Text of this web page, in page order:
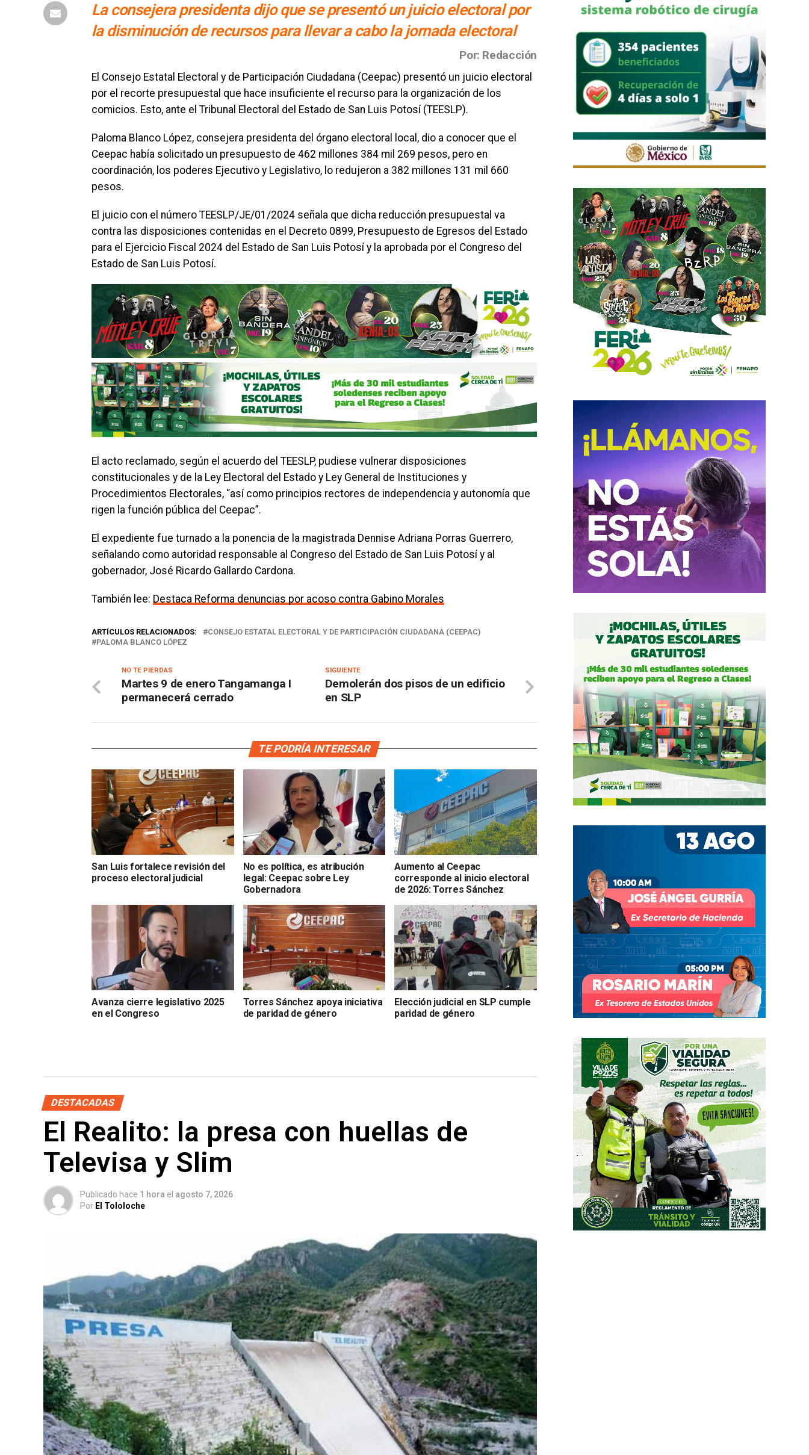
La consejera presidenta dijo que se presentó un juicio electoral por
la disminución de recursos para llevar a cabo la jornada electoral
Por: Redacción
El Consejo Estatal Electoral y de Participación Ciudadana (Ceepac) presentó un juicio electoral
por el recorte presupuestal que hace insuficiente el recurso para la organización de los
comicios. Esto, ante el Tribunal Electoral del Estado de San Luis Potosí (TEESLP).
Paloma Blanco López, consejera presidenta del órgano electoral local, dio a conocer que el
Ceepac había solicitado un presupuesto de 462 millones 384 mil 269 pesos, pero en
coordinación, los poderes Ejecutivo y Legislativo, lo redujeron a 382 millones 131 mil 660
pesos.
El juicio con el número TEESLP/JE/01/2024 señala que dicha reducción presupuestal va
contra las disposiciones contenidas en el Decreto 0899, Presupuesto de Egresos del Estado
para el Ejercicio Fiscal 2024 del Estado de San Luis Potosí y la aprobada por el Congreso del
Estado de San Luis Potosí.
El acto reclamado, según el acuerdo del TEESLP, pudiese vulnerar disposiciones
constitucionales y de la Ley Electoral del Estado y Ley General de Instituciones y
Procedimientos Electorales, “así como principios rectores de independencia y autonomía que
rigen la función pública del Ceepac”.
El expediente fue turnado a la ponencia de la magistrada Dennise Adriana Porras Guerrero,
señalando como autoridad responsable al Congreso del Estado de San Luis Potosí y al
gobernador, José Ricardo Gallardo Cardona.
También lee: Destaca Reforma denuncias por acoso contra Gabino Morales
ARTÍCULOS RELACIONADOS:
CONSEJO ESTATAL ELECTORAL Y DE PARTICIPACIÓN CIUDADANA (CEEPAC)
PALOMA BLANCO LÓPEZ
SIGUIENTE
Demolerán dos pisos de un edificio
en SLP
NO TE PIERDAS
Martes 9 de enero Tangamanga I
permanecerá cerrado
TE PODRÍA INTERESAR
San Luis fortalece revisión del
proceso electoral judicial
No es política, es atribución
legal: Ceepac sobre Ley
Gobernadora
Aumento al Ceepac
corresponde al inicio electoral
de 2026: Torres Sánchez
Avanza cierre legislativo 2025
en el Congreso
Torres Sánchez apoya iniciativa
de paridad de género
Elección judicial en SLP cumple
paridad de género
DESTACADAS
El Realito: la presa con huellas de
Televisa y Slim
Publicado hace 1 hora el agosto 7, 2026
Por El Tololoche